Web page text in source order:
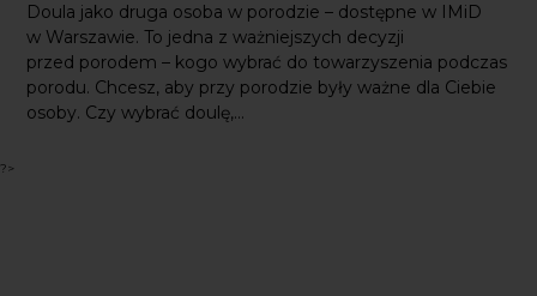
Doula jako druga osoba w porodzie – dostępne w IMiD
w Warszawie. To jedna z ważniejszych decyzji
przed porodem – kogo wybrać do towarzyszenia podczas
porodu. Chcesz, aby przy porodzie były ważne dla Ciebie
osoby. Czy wybrać doulę,...
?>